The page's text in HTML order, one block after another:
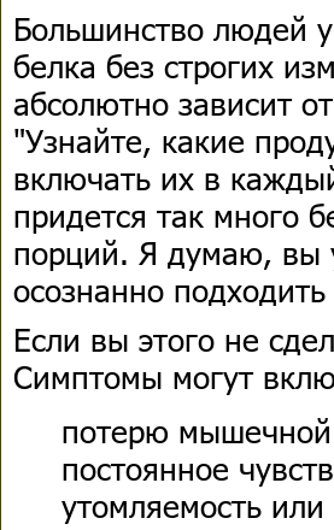
Большинство людей
белка без строгих
абсолютно зависит
"Узнайте, какие
включать их в
придется так много
порций. Я думаю, вы
осознанно
Если вы этого не
Симптомы могут
потерю
постоянное
утомляемость или